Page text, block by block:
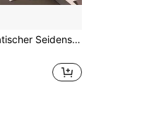
1 Stück quadratischer Seidenschal mit Blumenmuster für den Sommer, Satin-Seidenschal, Strandtuch, Stirnband, Armband, Kopfschmuck, dekoratives Accessoire